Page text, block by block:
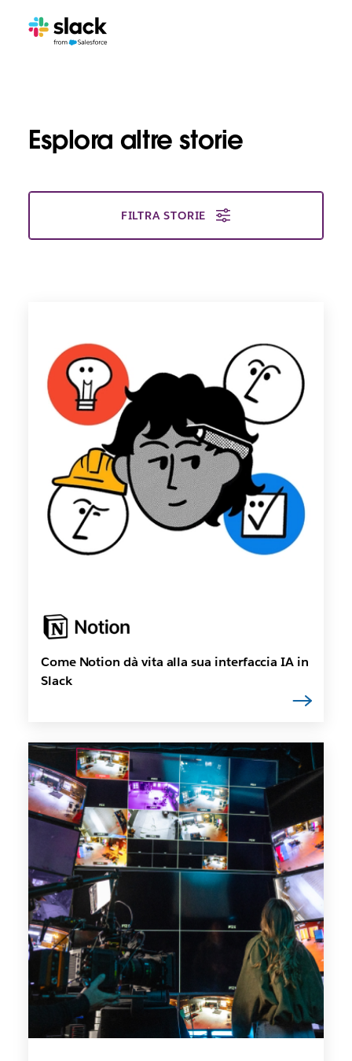
Esplora altre storie
FILTRA STORIE
Come Notion dà vita alla sua interfaccia IA in
Slack